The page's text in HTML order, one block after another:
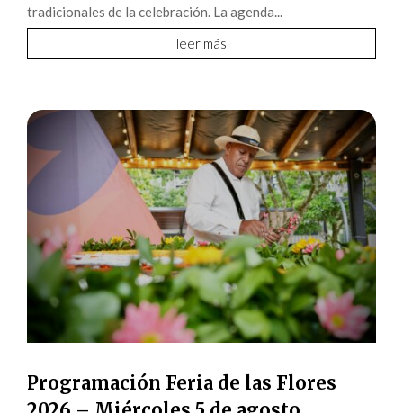
tradicionales de la celebración. La agenda...
leer más
Programación Feria de las Flores